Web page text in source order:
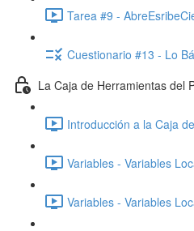
Tarea #9 -
Cuestionario #13 - Lo
La Caja de Herramientas del
Introducción a la Caja
Variables - Variables
Variables - Variables